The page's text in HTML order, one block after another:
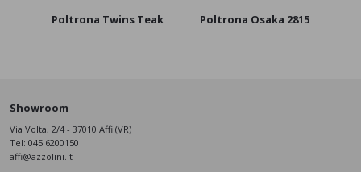
Poltrona Twins Teak Poltrona Osaka 2815
Showroom
Via Volta, 2/4 - 37010 Affi (VR)
Tel: 045 6200150
affi@azzolini.it